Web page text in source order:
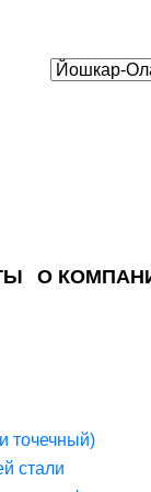
О
точечный)
стали